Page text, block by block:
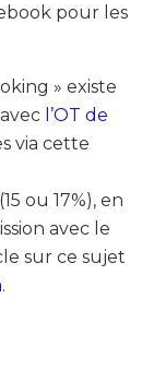
pour les
» existe
l’OT de
via cette
ou 17%), en
avec le
sur ce sujet
.